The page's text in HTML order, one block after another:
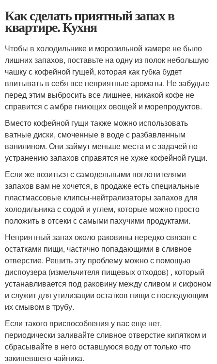
Как сделать приятный запах в
квартире. Кухня
Чтобы в холодильнике и морозильной камере не было
лишних запахов, поставьте на одну из полок небольшую
чашку с кофейной гущей, которая как губка будет
впитывать в себя все неприятные ароматы. Не забудьте
перед этим выбросить все лишнее, никакой кофе не
справится с амбре гниющих овощей и морепродуктов.
Вместо кофейной гущи также можно использовать
ватные диски, смоченные в воде с разбавленным
ванилином. Они займут меньше места и с задачей по
устранению запахов справятся не хуже кофейной гущи.
Если же возиться с самодельными поглотителями
запахов вам не хочется, в продаже есть специальные
пластмассовые клипсы-нейтрализаторы запахов для
холодильника с содой и углем, которые можно просто
положить в отсеки с самыми пахучими продуктами.
Неприятный запах около раковины нередко связан с
остатками пищи, частично попадающими в сливное
отверстие. Решить эту проблему можно с помощью
диспоузера (измельчителя пищевых отходов) , который
устанавливается под раковину между сливом и сифоном
и служит для утилизации остатков пищи с последующим
их смывом в трубу.
Если такого приспособления у вас еще нет,
периодически заливайте сливное отверстие кипятком и
сбрасывайте в него оставшуюся воду от только что
закипевшего чайника.